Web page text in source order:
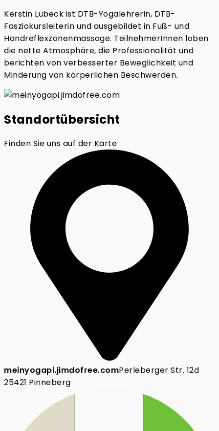
Kerstin Lübeck ist DTB-Yogalehrerin, DTB-
Fasziokursleiterin und ausgebildet in Fuß- und
Handreflexzonenmassage. TeilnehmerInnen loben
die nette Atmosphäre, die Professionalität und
berichten von verbesserter Beweglichkeit und
Minderung von körperlichen Beschwerden.
Standortübersicht
Finden Sie uns auf der Karte
meinyogapi.jimdofree.comPerleberger Str. 12d
25421 Pinneberg